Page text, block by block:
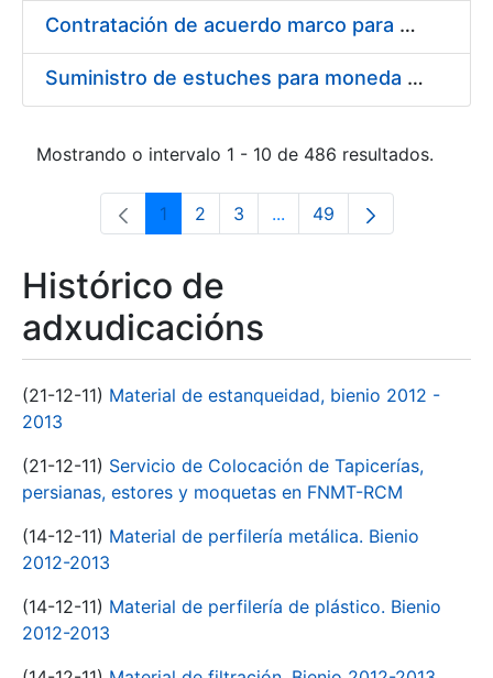
Contratación de acuerdo marco para el Suministro de Material de Electricidad para la Fábrica Nacional de Moneda y Timbre-Real Casa de la Moneda en su centro de trabajo de Burgos
Suministro de estuches para moneda de 30 €
Mostrando o intervalo 1 - 10 de 486 resultados.
Páxina
1 Páxina
2 Páxina
3 ...Páxinas intermedias Use
Páxina
49
Histórico de
adxudicacións
(21-12-11) Material de estanqueidad, bienio 2012 -
2013
(21-12-11) Servicio de Colocación de Tapicerías,
persianas, estores y moquetas en FNMT-RCM
(14-12-11) Material de perfilería metálica. Bienio
2012-2013
(14-12-11) Material de perfilería de plástico. Bienio
2012-2013